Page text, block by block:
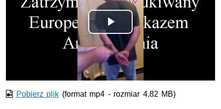
Odtwórz
wideo
Pobierz plik (format mp4 - rozmiar 4.82 MB)